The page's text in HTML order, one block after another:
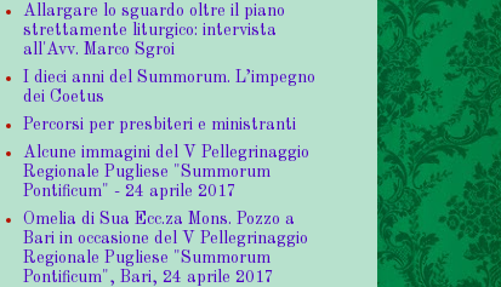
Allargare lo sguardo oltre il piano
strettamente liturgico: intervista
all'Avv. Marco Sgroi
I dieci anni del Summorum. L’impegno
dei Coetus
Percorsi per presbiteri e ministranti
Alcune immagini del V Pellegrinaggio
Regionale Pugliese "Summorum
Pontificum" - 24 aprile 2017
Omelia di Sua Ecc.za Mons. Pozzo a
Bari in occasione del V Pellegrinaggio
Regionale Pugliese "Summorum
Pontificum", Bari, 24 aprile 2017